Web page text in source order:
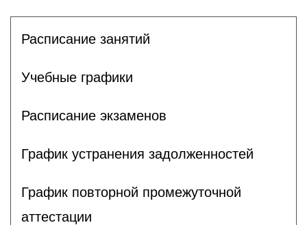
Расписание занятий
Учебные графики
Расписание экзаменов
График устранения задолженностей
График повторной промежуточной
аттестации